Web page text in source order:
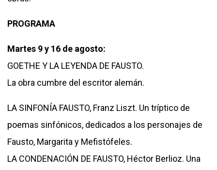
PROGRAMA
Martes 9 y 16 de agosto:
GOETHE Y LA LEYENDA DE FAUSTO.
La obra cumbre del escritor alemán.
LA SINFONÍA FAUSTO, Franz Liszt. Un tríptico de
poemas sinfónicos, dedicados a los personajes de
Fausto, Margarita y Mefistófeles.
LA CONDENACIÓN DE FAUSTO, Héctor Berlioz. Una